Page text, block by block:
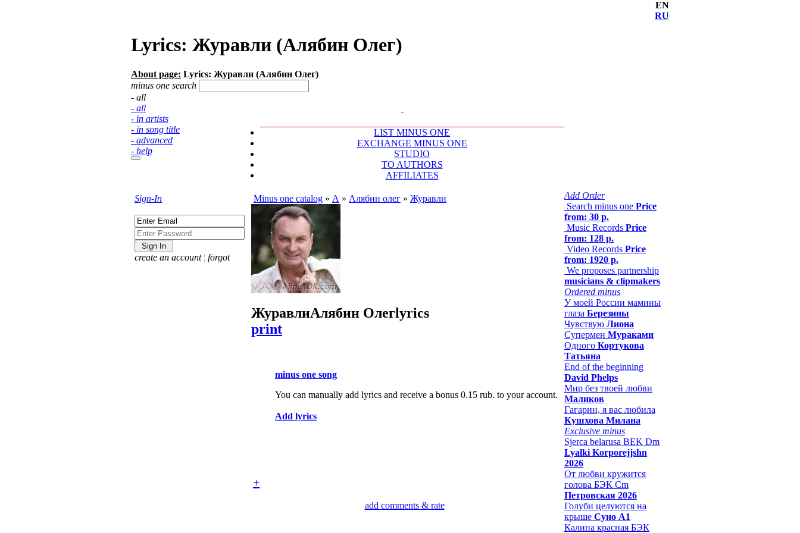
EN
RU
Lyrics: Журавли (Алябин Олег)
About page: Lyrics: Журавли (Алябин Олег)
minus one search
- all
- all
- in artists
- in song title
- advanced
- help
LIST MINUS ONE
EXCHANGE MINUS ONE
STUDIO
TO AUTHORS
AFFILIATES
Sign-In
create an account ¦ forgot
Minus one catalog » А » Алябин олег » Журавли
ЖуравлиАлябин Олегlyrics
print
minus one song
You can manually add lyrics and receive a bonus 0.15 rub. to your account.
Add lyrics
+
add comments & rate
Add Order
Search minus one Price
from: 30 р.
Music Records Price
from: 128 р.
Video Records Price
from: 1920 р.
We proposes partnership
musicians & clipmakers
Ordered minus
У моей России мамины
глаза Березины
Чувствую Лиона
Супермен Мураками
Одного Кортукова
Татьяна
End of the beginning
David Phelps
Мир без твоей любви
Маликов
Гагарин, я вас любила
Кушхова Милана
Exclusive minus
Sjerca belarusa BEK Dm
Lyalki Korporejjshn
2026
От любви кружится
голова БЭК Cm
Петровская 2026
Голуби целуются на
крыше Суно А1
Калина красная БЭК